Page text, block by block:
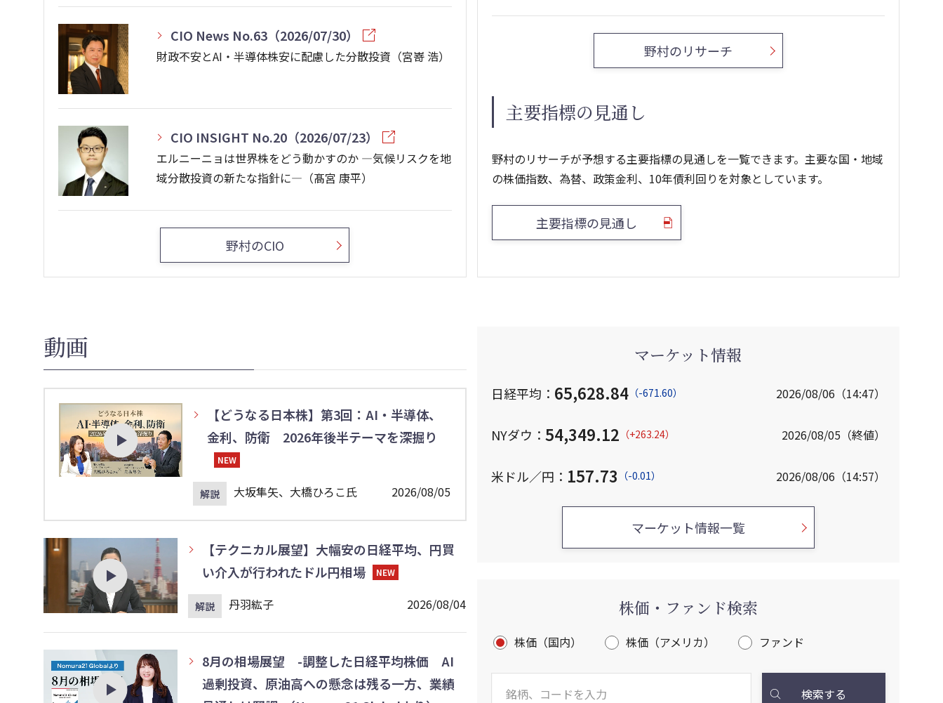
CIO News No.63（2026/07/30）
財政不安とAI・半導体株安に配慮した分散投資（宮嵜 浩）
CIO INSIGHT No.20（2026/07/23）
エルニーニョは世界株をどう動かすのか ―気候リスクを地
域分散投資の新たな指針に―（髙宮 康平）
野村のCIO
野村のリサーチ
主要指標の見通し
野村のリサーチが予想する主要指標の見通しを一覧できます。主要な国・地域
の株価指数、為替、政策金利、10年債利回りを対象としています。
主要指標の見通し
動画
【どうなる日本株】第3回：AI・半導体、
金利、防衛 2026年後半テーマを深掘り
NEW
解説 大坂隼矢、大橋ひろこ氏 2026/08/05
【テクニカル展望】大幅安の日経平均、円買
い介入が行われたドル円相場
NEW
解説 丹羽紘子 2026/08/04
8月の相場展望 -調整した日経平均株価 AI
過剰投資、原油高への懸念は残る一方、業績
マーケット情報
日経平均： 65,628.84（-671.60） 2026/08/06（14:47）
NYダウ： 54,349.12 （+263.24） 2026/08/05（終値）
米ドル／円： 157.73 （-0.01） 2026/08/06（14:57）
マーケット情報一覧
株価・ファンド検索
株価（国内） 株価（アメリカ） ファンド
検索する